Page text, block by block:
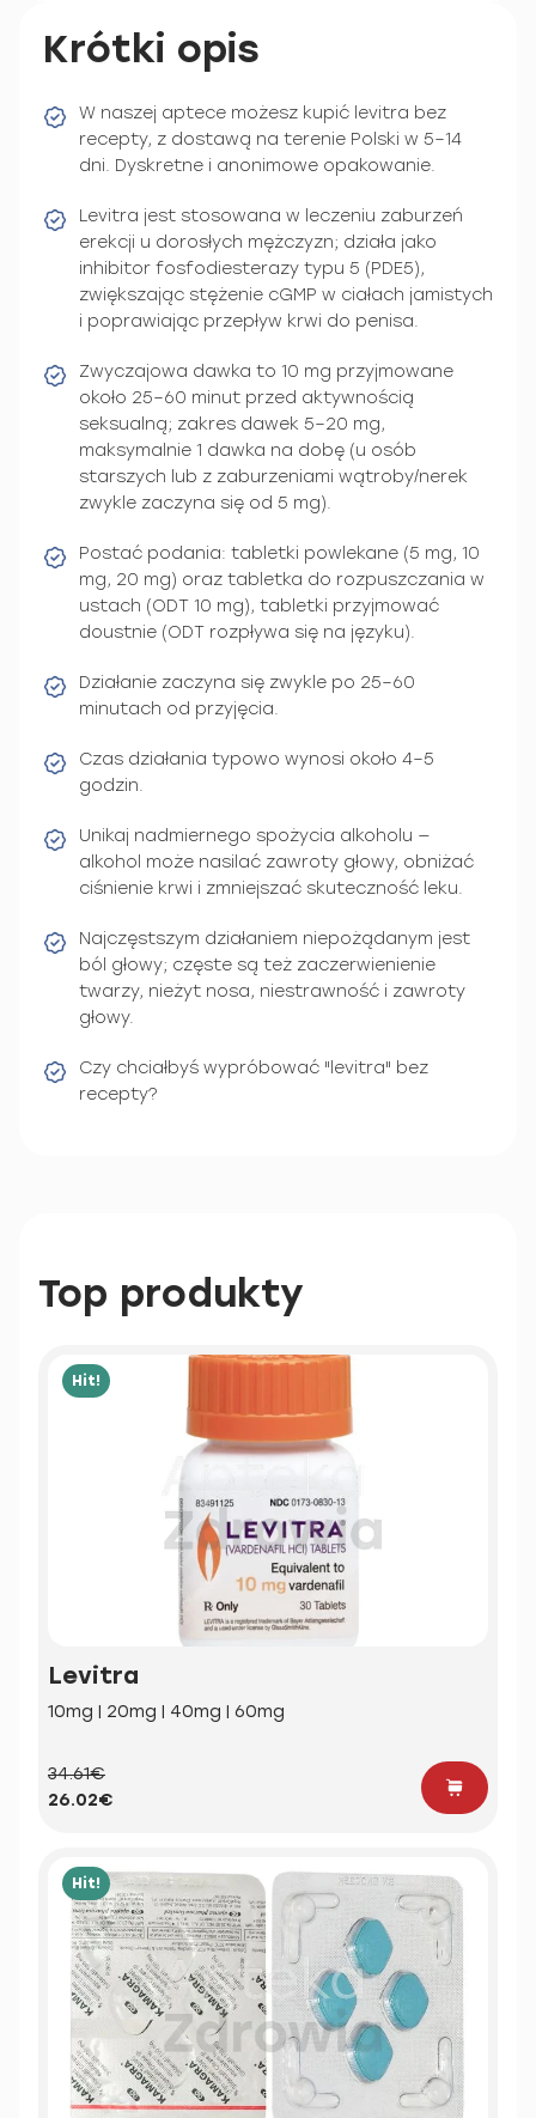
Krótki opis
W naszej aptece możesz kupić levitra bez
recepty, z dostawą na terenie Polski w 5–14
dni. Dyskretne i anonimowe opakowanie.
Levitra jest stosowana w leczeniu zaburzeń
erekcji u dorosłych mężczyzn; działa jako
inhibitor fosfodiesterazy typu 5 (PDE5),
zwiększając stężenie cGMP w ciałach jamistych
i poprawiając przepływ krwi do penisa.
Zwyczajowa dawka to 10 mg przyjmowane
około 25–60 minut przed aktywnością
seksualną; zakres dawek 5–20 mg,
maksymalnie 1 dawka na dobę (u osób
starszych lub z zaburzeniami wątroby/nerek
zwykle zaczyna się od 5 mg).
Postać podania: tabletki powlekane (5 mg, 10
mg, 20 mg) oraz tabletka do rozpuszczania w
ustach (ODT 10 mg), tabletki przyjmować
doustnie (ODT rozpływa się na języku).
Działanie zaczyna się zwykle po 25–60
minutach od przyjęcia.
Czas działania typowo wynosi około 4–5
godzin.
Unikaj nadmiernego spożycia alkoholu —
alkohol może nasilać zawroty głowy, obniżać
ciśnienie krwi i zmniejszać skuteczność leku.
Najczęstszym działaniem niepożądanym jest
ból głowy; częste są też zaczerwienienie
twarzy, nieżyt nosa, niestrawność i zawroty
głowy.
Czy chciałbyś wypróbować "levitra" bez
recepty?
Top produkty
Hit!
Levitra
10mg | 20mg | 40mg | 60mg
34.61€
26.02€
Hit!